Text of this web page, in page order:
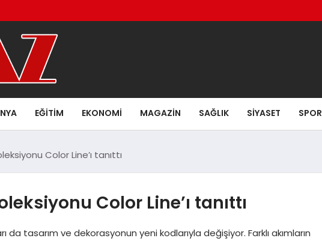
EĞITIM EKONOMI MAGAZIN SAĞLIK SIYASET SPOR
Color Line’ı tanıttı
Color Line’ı tanıttı
da tasarım ve dekorasyonun yeni kodlarıyla değişiyor. Farklı akımların